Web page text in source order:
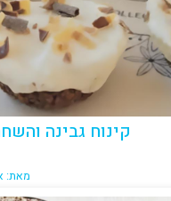
קינוח גבינה
מאת: